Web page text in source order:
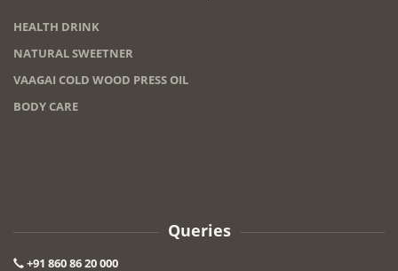
HEALTH DRINK
NATURAL SWEETNER
VAAGAI COLD WOOD PRESS OIL
BODY CARE
Queries
+91 860 86 20 000